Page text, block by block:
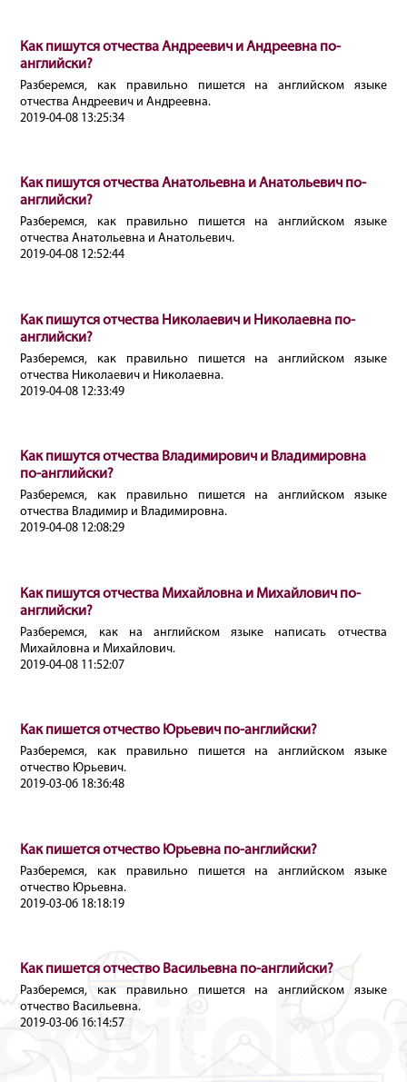
Как пишутся отчества Андреевич и Андреевна по-
английски?
Разберемся, как правильно пишется на английском языке
отчества Андреевич и Андреевна.
2019-04-08 13:25:34
Как пишутся отчества Анатольевна и Анатольевич по-
английски?
Разберемся, как правильно пишется на английском языке
отчества Анатольевна и Анатольевич.
2019-04-08 12:52:44
Как пишутся отчества Николаевич и Николаевна по-
английски?
Разберемся, как правильно пишется на английском языке
отчества Николаевич и Николаевна.
2019-04-08 12:33:49
Как пишутся отчества Владимирович и Владимировна
по-английски?
Разберемся, как правильно пишется на английском языке
отчества Владимир и Владимировна.
2019-04-08 12:08:29
Как пишутся отчества Михайловна и Михайлович по-
английски?
Разберемся, как на английском языке написать отчества
Михайловна и Михайлович.
2019-04-08 11:52:07
Как пишется отчество Юрьевич по-английски?
Разберемся, как правильно пишется на английском языке
отчество Юрьевич.
2019-03-06 18:36:48
Как пишется отчество Юрьевна по-английски?
Разберемся, как правильно пишется на английском языке
отчество Юрьевна.
2019-03-06 18:18:19
Как пишется отчество Васильевна по-английски?
Разберемся, как правильно пишется на английском языке
отчество Васильевна.
2019-03-06 16:14:57